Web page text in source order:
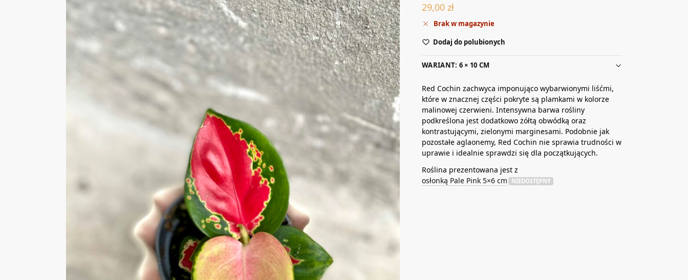
29,00 zł
Brak w magazynie
Dodaj do polubionych
WARIANT: 6 × 10 CM
Red Cochin zachwyca imponująco wybarwionymi liśćmi,
które w znacznej części pokryte są plamkami w kolorze
malinowej czerwieni. Intensywna barwa rośliny
podkreślona jest dodatkowo żółtą obwódką oraz
kontrastującymi, zielonymi marginesami. Podobnie jak
pozostałe aglaonemy, Red Cochin nie sprawia trudności w
uprawie i idealnie sprawdzi się dla początkujących.
Roślina prezentowana jest z
osłonką Pale Pink 5×6 cm
NIEDOSTĘPNY